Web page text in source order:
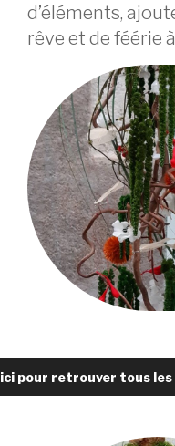
d’éléments,
rêve et de féérie
pour retrouver tous